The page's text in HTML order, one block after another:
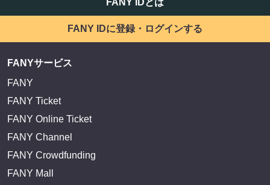
FANY IDに登録・ログインする
FANYサービス
FANY
FANY Ticket
FANY Online Ticket
FANY Channel
FANY Crowdfunding
FANY Mall